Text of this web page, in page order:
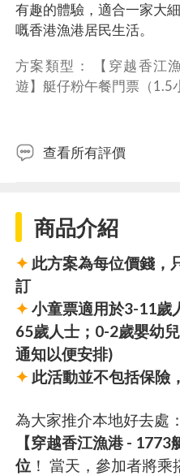
有趣的體驗，適合一家大
嘅香港漁港居民生活。
方案類型：
【穿越香江
遊】艇仔粉午餐門票（1.5
查看所有評價
商品介紹
✦ 此方案為每位價錢，
訂
✦ 小童票適用於3-11歲
65歲人士；0-2歲嬰幼
通知以便安排)
✦ 此活動並不包括保險
為大家推介本地好去處
【穿越香江漁港 - 1773
位 ！ 當天，參加者將乘